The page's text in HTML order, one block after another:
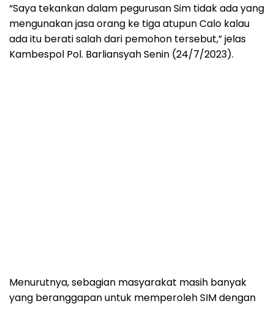
“Saya tekankan dalam pegurusan Sim tidak ada yang
mengunakan jasa orang ke tiga atupun Calo kalau
ada itu berati salah dari pemohon tersebut,” jelas
Kambespol Pol. Barliansyah Senin (24/7/2023).
Menurutnya, sebagian masyarakat masih banyak
yang beranggapan untuk memperoleh SIM dengan